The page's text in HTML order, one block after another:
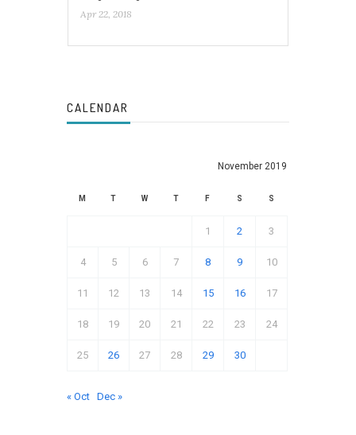
Apr 22, 2018
CALENDAR
November 2019
M T W T F S S
1 2 3
4 5 6 7 8 9 10
11 12 13 14 15 16 17
18 19 20 21 22 23 24
25 26 27 28 29 30
« Oct Dec »